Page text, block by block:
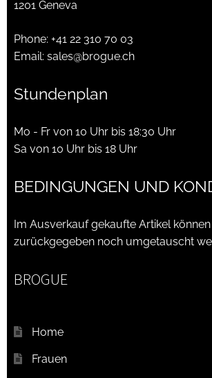
1201 Geneva
Phone: +41 22 310 70 03
Email: sales@brogue.ch
Stundenplan
Mo - Fr von 10 Uhr bis 18:30 Uhr
Sa von 10 Uhr bis 18 Uhr
BEDINGUNGEN UND
Im Ausverkauf gekaufte Artikel
zurückgegeben noch umgetauscht
BROGUE
Home
Frauen